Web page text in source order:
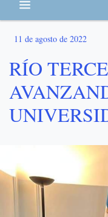
11 de agosto de 2022
RÍO